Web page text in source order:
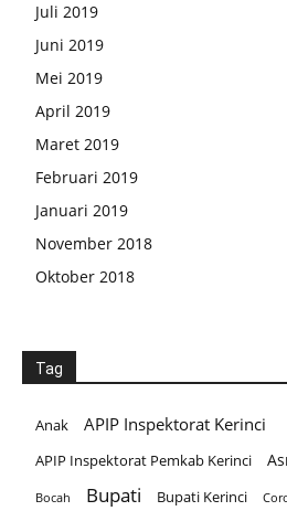
Juli 2019
Juni 2019
Mei 2019
April 2019
Maret 2019
Februari 2019
Januari 2019
November 2018
Oktober 2018
Tag
Anak APIP Inspektorat Kerinci
APIP Inspektorat Pemkab Kerinci
Bocah Bupati Bupati Kerinci